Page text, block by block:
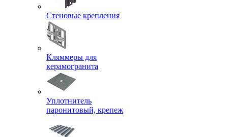
Стеновые крепления
Кляммеры для
керамогранита
Уплотнитель
паронитовый, крепеж